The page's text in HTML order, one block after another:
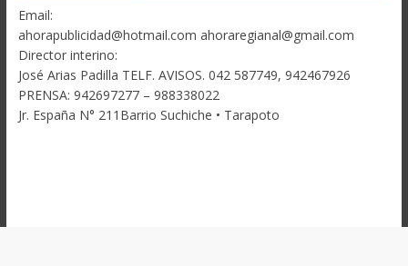
Email:
ahorapublicidad@hotmail.com ahoraregianal@gmail.com
Director interino:
José Arias Padilla TELF. AVISOS. 042 587749, 942467926
PRENSA: 942697277 – 988338022
Jr. España N° 211Barrio Suchiche • Tarapoto